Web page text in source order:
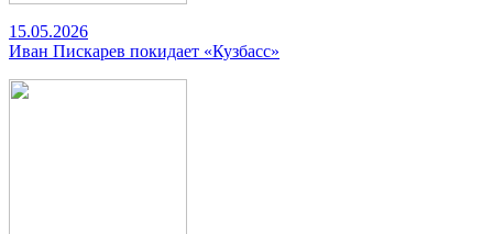
15.05.2026
Иван Пискарев покидает «Кузбасс»